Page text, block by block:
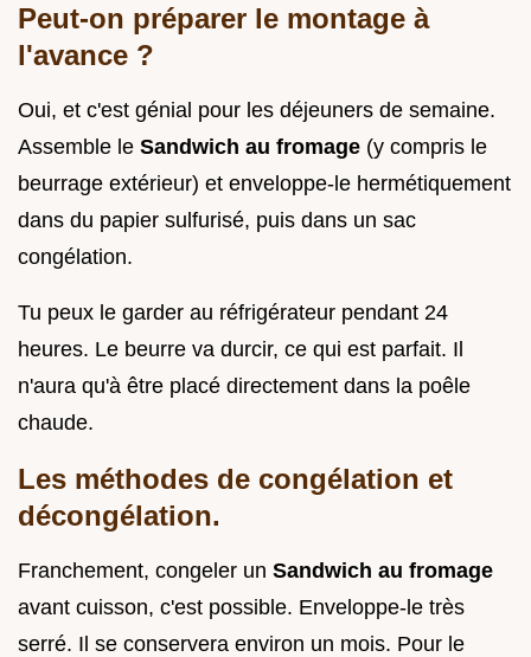
Peut-on préparer le montage à
l'avance ?
Oui, et c'est génial pour les déjeuners de semaine.
Assemble le Sandwich au fromage (y compris le
beurrage extérieur) et enveloppe-le hermétiquement
dans du papier sulfurisé, puis dans un sac
congélation.
Tu peux le garder au réfrigérateur pendant 24
heures. Le beurre va durcir, ce qui est parfait. Il
n'aura qu'à être placé directement dans la poêle
chaude.
Les méthodes de congélation et
décongélation.
Franchement, congeler un Sandwich au fromage
avant cuisson, c'est possible. Enveloppe-le très
serré. Il se conservera environ un mois. Pour le